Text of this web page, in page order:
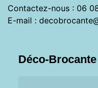
Contactez-nous : 06
E-mail :
Déco-Brocante